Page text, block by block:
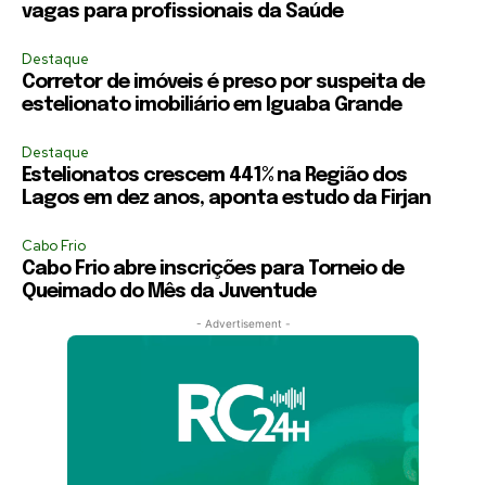
vagas para profissionais da Saúde
Destaque
Corretor de imóveis é preso por suspeita de
estelionato imobiliário em Iguaba Grande
Destaque
Estelionatos crescem 441% na Região dos
Lagos em dez anos, aponta estudo da Firjan
Cabo Frio
Cabo Frio abre inscrições para Torneio de
Queimado do Mês da Juventude
- Advertisement -